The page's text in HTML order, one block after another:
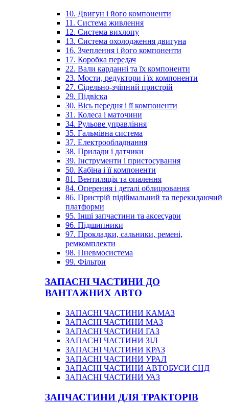
10. Двигун і його компоненти
11. Система живлення
12. Система вихлопу
13. Система охолодження двигуна
16. Зчеплення і його компоненти
17. Коробка передач
22. Вали карданні та їх компоненти
23. Мости, редуктори і їх компоненти
27. Сідельно-зчіпний пристрій
29. Підвіска
30. Вісь передня і її компоненти
31. Колеса і маточини
34. Рульове управління
35. Гальмівна система
37. Електрообладнання
38. Прилади і датчики
39. Інструменти і пристосування
50. Кабіна і її компоненти
81. Вентиляція та опалення
84. Оперення і деталі облицювання
86. Пристрій підіймальний та перекидаючий
платформи
95. Інші запчастини та аксесуари
96. Підшипники
97. Прокладки, сальники, ремені,
ремкомплекти
98. Пневмосистема
99. Фільтри
ЗАПАСНІ ЧАСТИНИ ДО
ВАНТАЖНИХ АВТО
ЗАПАСНІ ЧАСТИНИ КАМАЗ
ЗАПАСНІ ЧАСТИНИ МАЗ
ЗАПАСНІ ЧАСТИНИ ГАЗ
ЗАПАСНІ ЧАСТИНИ ЗІЛ
ЗАПАСНІ ЧАСТИНИ КРАЗ
ЗАПАСНІ ЧАСТИНИ УРАЛ
ЗАПАСНІ ЧАСТИНИ АВТОБУСИ СНД
ЗАПАСНІ ЧАСТИНИ УАЗ
ЗАПЧАСТИНИ ДЛЯ ТРАКТОРІВ